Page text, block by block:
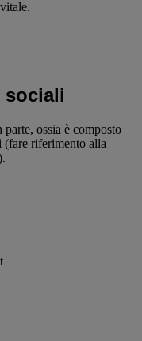
sociali
ossia è composto
(fare riferimento alla